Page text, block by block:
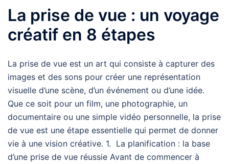
La prise de vue : un voyage
créatif en 8 étapes
La prise de vue est un art qui consiste à capturer des
images et des sons pour créer une représentation
visuelle d’une scène, d’un événement ou d’une idée.
Que ce soit pour un film, une photographie, un
documentaire ou une simple vidéo personnelle, la prise
de vue est une étape essentielle qui permet de donner
vie à une vision créative. 1. La planification : la base
d’une prise de vue réussie Avant de commencer à